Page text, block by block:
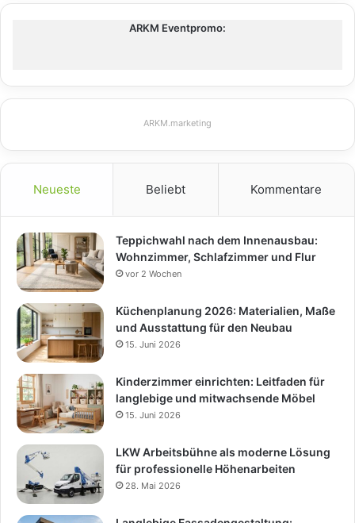
ARKM Eventpromo:
ARKM.marketing
Neueste Beliebt Kommentare
Teppichwahl nach dem Innenausbau:
Wohnzimmer, Schlafzimmer und Flur
vor 2 Wochen
Küchenplanung 2026: Materialien, Maße
und Ausstattung für den Neubau
15. Juni 2026
Kinderzimmer einrichten: Leitfaden für
langlebige und mitwachsende Möbel
15. Juni 2026
LKW Arbeitsbühne als moderne Lösung
für professionelle Höhenarbeiten
28. Mai 2026